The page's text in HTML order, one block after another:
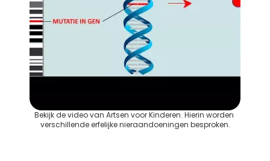
Bekijk de video van Artsen voor Kinderen. Hierin worden
verschillende erfelijke nieraandoeningen besproken.